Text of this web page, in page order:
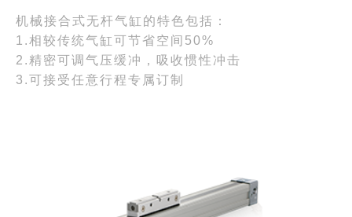
机械接合式无杆气缸的特色包括：
1.相较传统气缸可节省空间50%
2.精密可调气压缓冲，吸收惯性冲击
3.可接受任意行程专属订制